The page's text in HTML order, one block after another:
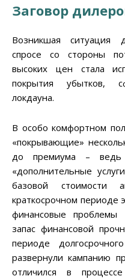
Заговор
Возникшая ситуация
спросе со стороны
высоких цен стала
покрытия убытков,
локдауна.
В особо комфортном
«покрывающие»
до премиума – ведь
«дополнительные
базовой стоимости
краткосрочном периоде
финансовые проблемы
запас финансовой
периоде
развернули кампанию
отличился в